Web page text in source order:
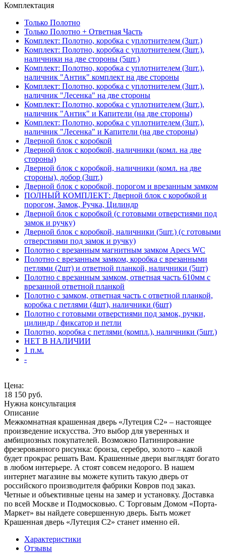
Комплектация
Только Полотно
Только Полотно + Ответная Часть
Комплект: Полотно, коробка с уплотнителем (3шт.)
Комплект: Полотно, коробка с уплотнителем (3шт.),
наличники на две стороны (5шт.)
Комплект: Полотно, коробка с уплотнителем (3шт.),
наличник "Антик" комплект на две стороны
Комплект: Полотно, коробка с уплотнителем (3шт.),
наличник "Лесенка" на две стороны
Комплект: Полотно, коробка с уплотнителем (3шт.),
наличник "Антик" и Капители (на две стороны)
Комплект: Полотно, коробка с уплотнителем (3шт.),
наличник "Лесенка" и Капители (на две стороны)
Дверной блок с коробкой
Дверной блок с коробкой, наличники (комл. на две
стороны)
Дверной блок с коробкой, наличники (комл. на две
стороны), добор (3шт.)
Дверной блок с коробкой, порогом и врезанным замком
ПОЛНЫЙ КОМПЛЕКТ: Дверной блок с коробкой и
порогом, Замок, Ручка, Цилиндр
Дверной блок с коробкой (с готовыми отверстиями под
замок и ручку)
Дверной блок с коробкой, наличники (5шт.) (с готовыми
отверстиями под замок и ручку)
Полотно с врезанным магнитным замком Apecs WC
Полотно с врезанным замком, коробка с врезанными
петлями (2шт) и ответной планкой, наличники (5шт)
Полотно с врезанным замком, ответная часть 610мм с
врезанной ответной планкой
Полотно с замком, ответная часть с ответной планкой,
коробка с петлями (4шт), наличники (6шт)
Полотно с готовыми отверстиями под замок, ручки,
цилиндр / фиксатор и петли
Полотно, коробка с петлями (компл.), наличники (5шт.)
НЕТ В НАЛИЧИИ
1 п.м.
-
Цена:
18 150 руб.
Нужна консультация
Описание
Межкомнатная крашенная дверь «Лутеция С2» – настоящее
произведение искусства. Это выбор для уверенных и
амбициозных покупателей. Возможно Патинирование
фрезерованного рисунка: бронза, серебро, золото – какой
будет прокрас решать Вам. Крашенные двери выглядят богато
в любом интерьере. А стоят совсем недорого. В нашем
интернет магазине вы можете купить такую дверь от
российского производителя фабрики Ковров под заказ.
Четные и объективные цены на замер и установку. Доставка
по всей Москве и Подмосковью. С Торговым Домом «Порта-
Маркет» вы найдете совершенную дверь. Быть может
Крашенная дверь «Лутеция С2» станет именно ей.
Характеристики
Отзывы